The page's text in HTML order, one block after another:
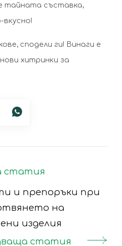
тайната съставка,
вкусно!
сподели ги! Винаги е
хитринки за
статия
и препоръки при
на
изделия
статия